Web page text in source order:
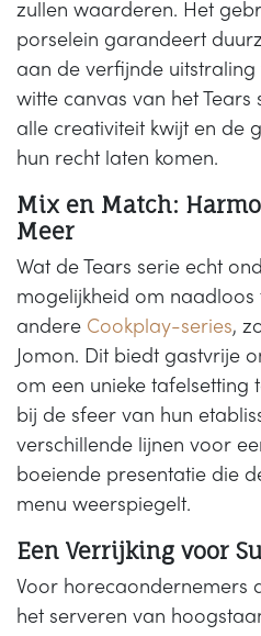
zullen waarderen. Het
porselein garandeert
aan de verfijnde uitstraling
witte canvas van het Tears
alle creativiteit kwijt en de
hun recht laten komen.
Mix en Match:
Meer
Wat de Tears serie echt
mogelijkheid om naadloos
andere Cookplay-series,
Jomon. Dit biedt gastvrije
om een unieke tafelsetting
bij de sfeer van hun
verschillende lijnen voor
boeiende presentatie die
menu weerspiegelt.
Een Verrijking voor
Voor horecaondernemers
het serveren van